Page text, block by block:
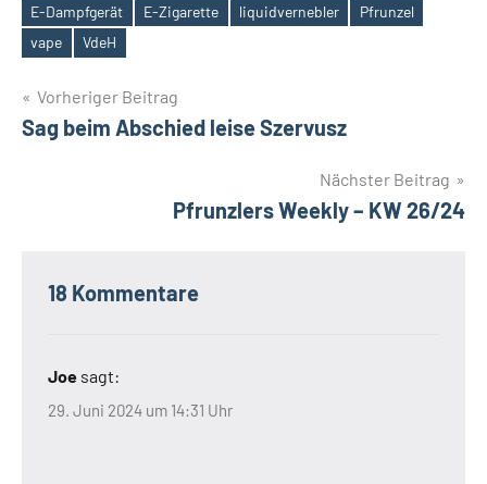
Schlagwörter
E-Dampfgerät
E-Zigarette liquidvernebler
Pfrunzel
vape
VdeH
Beitrags-
Navigation
Vorheriger Beitrag
Sag beim Abschied leise Szervusz
Nächster Beitrag
Pfrunzlers Weekly – KW 26/24
18 Kommentare
Joe sagt:
29. Juni 2024 um 14:31 Uhr